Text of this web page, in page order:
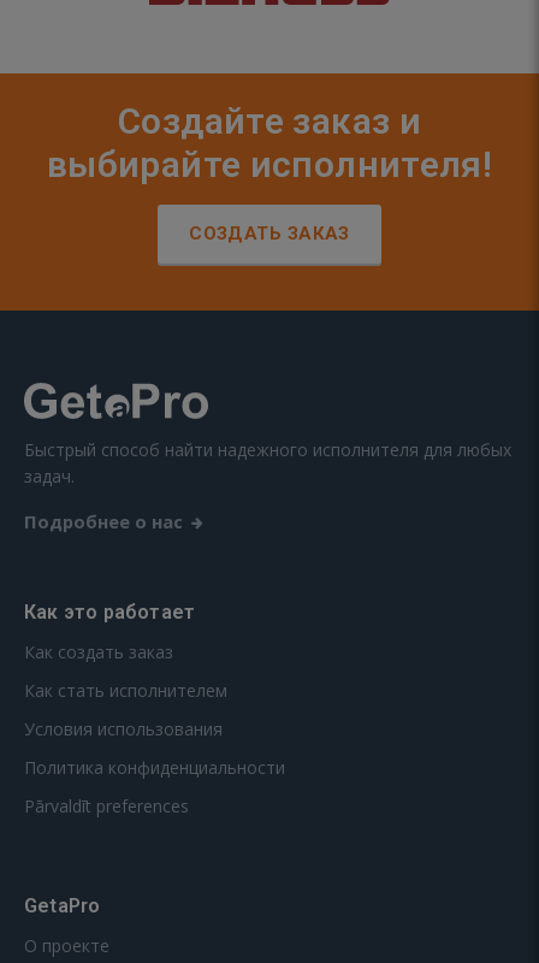
Создайте заказ и
выбирайте исполнителя!
СОЗДАТЬ ЗАКАЗ
Быстрый способ найти надежного исполнителя для любых
задач.
Подробнее о нас
Как это работает
Как создать заказ
Как стать исполнителем
Условия использования
Политика конфиденциальности
Pārvaldīt preferences
GetaPro
О проекте